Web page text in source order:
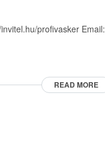
profivasker Email:
READ MORE